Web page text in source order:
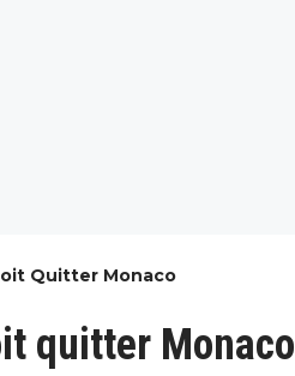
Quitter Monaco
quitter Monaco